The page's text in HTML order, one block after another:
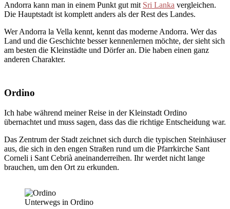
Andorra kann man in einem Punkt gut mit Sri Lanka vergleichen.
Die Hauptstadt ist komplett anders als der Rest des Landes.
Wer Andorra la Vella kennt, kennt das moderne Andorra. Wer das
Land und die Geschichte besser kennenlernen möchte, der sieht sich
am besten die Kleinstädte und Dörfer an. Die haben einen ganz
anderen Charakter.
Ordino
Ich habe während meiner Reise in der Kleinstadt Ordino
übernachtet und muss sagen, dass das die richtige Entscheidung war.
Das Zentrum der Stadt zeichnet sich durch die typischen Steinhäuser
aus, die sich in den engen Straßen rund um die Pfarrkirche Sant
Corneli i Sant Cebrià aneinanderreihen. Ihr werdet nicht lange
brauchen, um den Ort zu erkunden.
Unterwegs in Ordino